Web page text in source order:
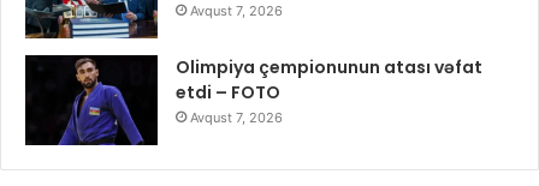
Avqust 7, 2026
Olimpiya çempionunun atası vəfat
etdi – FOTO
Avqust 7, 2026